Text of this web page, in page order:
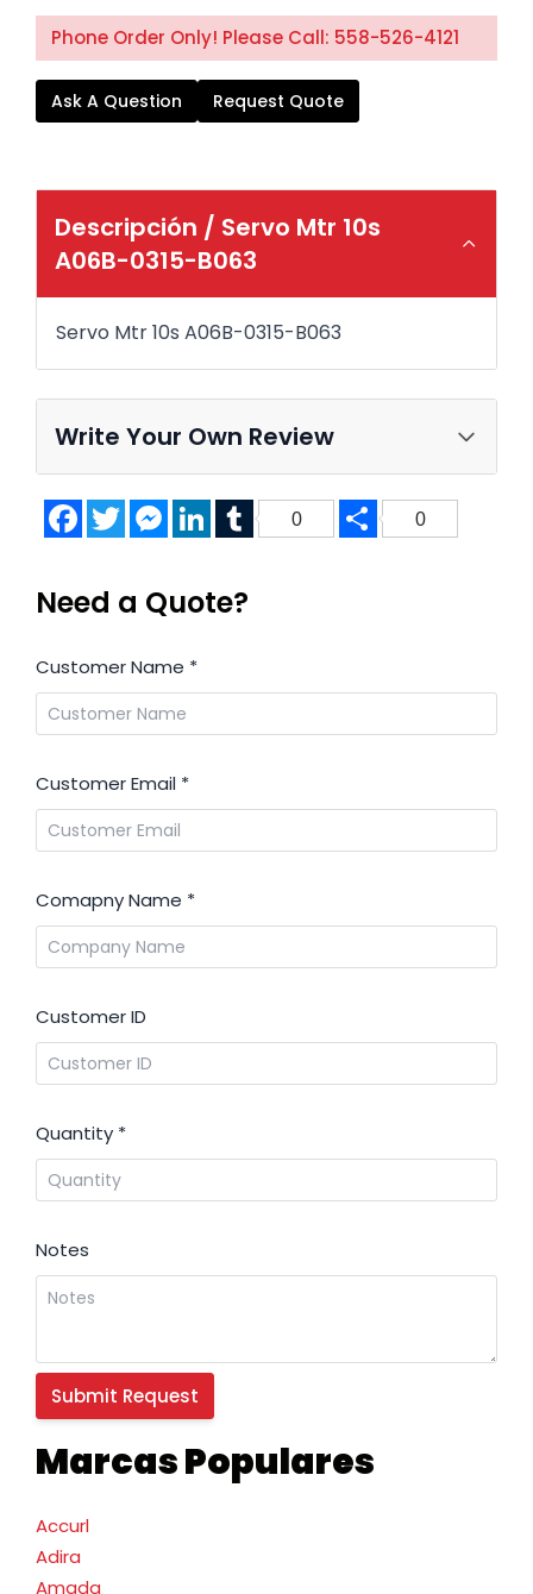
Marcas Populares
Accurl
Adira
Amada
Phone Order Only! Please Call: 558-526-4121
Ask A Question Request Quote
Descripción / Servo Mtr 10s
A06B-0315-B063
Servo Mtr 10s A06B-0315-B063
Write Your Own Review
FacebookTwitterMessenger
LinkedInTumblr
0 Share
0
Need a Quote?
Customer Name *
Customer Email *
Comapny Name *
Customer ID
Quantity *
Notes